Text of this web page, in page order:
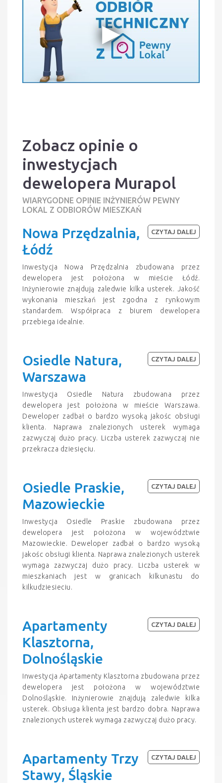
Zobacz opinie o
inwestycjach
dewelopera Murapol
WIARYGODNE OPINIE INŻYNIERÓW PEWNY
LOKAL Z ODBIORÓW MIESZKAŃ
Nowa Przędzalnia,
Łódź
Inwestycja Nowa Przędzalnia zbudowana przez
dewelopera jest położona w mieście Łódź.
Inżynierowie znajdują zaledwie kilka usterek. Jakość
wykonania mieszkań jest zgodna z rynkowym
standardem. Współpraca z biurem dewelopera
przebiega idealnie.
CZYTAJ DALEJ
Osiedle Natura,
Warszawa
Inwestycja Osiedle Natura zbudowana przez
dewelopera jest położona w mieście Warszawa.
Deweloper zadbał o bardzo wysoką jakośc obsługi
klienta. Naprawa znalezionych usterek wymaga
zazwyczaj dużo pracy. Liczba usterek zazwyczaj nie
przekracza dziesięciu.
CZYTAJ DALEJ
Osiedle Praskie,
Mazowieckie
Inwestycja Osiedle Praskie zbudowana przez
dewelopera jest położona w województwie
Mazowieckie. Deweloper zadbał o bardzo wysoką
jakośc obsługi klienta. Naprawa znalezionych usterek
wymaga zazwyczaj dużo pracy. Liczba usterek w
mieszkaniach jest w granicach kilkunastu do
kilkudziesieciu.
CZYTAJ DALEJ
Apartamenty
Klasztorna,
Dolnośląskie
Inwestycja Apartamenty Klasztorna zbudowana przez
dewelopera jest położona w województwie
Dolnośląskie. Inżynierowie znajdują zaledwie kilka
usterek. Obsługa klienta jest bardzo dobra. Naprawa
znalezionych usterek wymaga zazwyczaj dużo pracy.
CZYTAJ DALEJ
Apartamenty Trzy
Stawy, Śląskie
CZYTAJ DALEJ